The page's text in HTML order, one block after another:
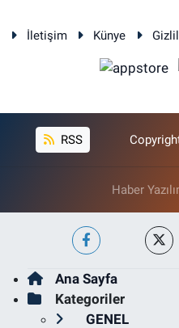
İletişim Künye
RSS
Haber
Ana Sayfa
Kategoriler
GENEL